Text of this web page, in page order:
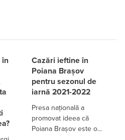
în
Cazări ieftine în
Poiana Brașov
pentru sezonul de
iarnă 2021-2022
Presa națională a
promovat ideea că
Poiana Brașov este o...